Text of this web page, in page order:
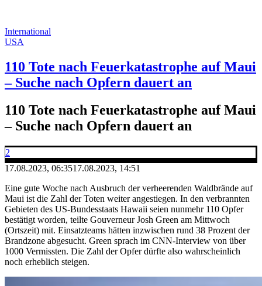
International
USA
110 Tote nach Feuerkatastrophe auf Maui
– Suche nach Opfern dauert an
110 Tote nach Feuerkatastrophe auf Maui
– Suche nach Opfern dauert an
2
17.08.2023, 06:3517.08.2023, 14:51
Eine gute Woche nach Ausbruch der verheerenden Waldbrände auf
Maui ist die Zahl der Toten weiter angestiegen. In den verbrannten
Gebieten des US-Bundesstaats Hawaii seien nunmehr 110 Opfer
bestätigt worden, teilte Gouverneur Josh Green am Mittwoch
(Ortszeit) mit. Einsatzteams hätten inzwischen rund 38 Prozent der
Brandzone abgesucht. Green sprach im CNN-Interview von über
1000 Vermissten. Die Zahl der Opfer dürfte also wahrscheinlich
noch erheblich steigen.